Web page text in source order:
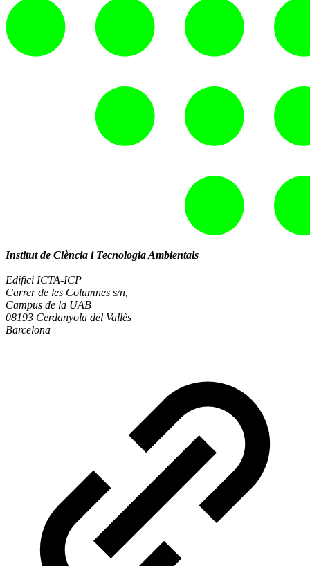
Institut de Ciència i Tecnologia Ambientals
Edifici ICTA-ICP
Carrer de les Columnes s/n,
Campus de la UAB
08193 Cerdanyola del Vallès
Barcelona